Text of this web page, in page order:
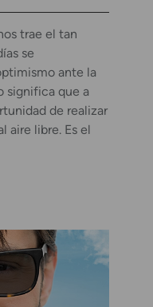
trae el tan
se
ante la
significa que a
de realizar
aire libre. Es el